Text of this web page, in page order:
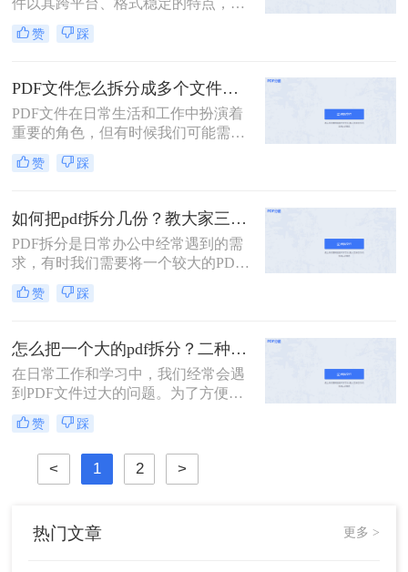
者轻松实现PDF文件的拆分操作。
办公、学习等领域得到了广泛应用。
然而，有时我们需要对PDF文件进行
内容。本文将详细介绍pdf拆分怎么弄
的方法，帮助读者轻松完成这一操
作。
赞 踩
PDF文件怎么拆分成多个文件？看看这三种拆分方法！
PDF文件在日常生活和工作中扮演着
重要的角色，但有时候我们可能需要
将一个较大的PDF文件拆分成多个小
文件，以便更好地管理和使用。那么
面将介绍三种实用的方法，帮助你轻
松实现PDF文件的拆分。
赞 踩
如何把pdf拆分几份？教大家三种方法！
PDF拆分是日常办公中经常遇到的需
求，有时我们需要将一个较大的PDF
文件拆分成多个小文件，以便于分
享、存档或编辑。那么如何把pdf拆分
法，帮助你轻松将PDF文件拆分成多
份。
赞 踩
怎么把一个大的pdf拆分？二种pdf拆分方法看一看！
在日常工作和学习中，我们经常会遇
到PDF文件过大的问题。为了方便管
理和使用，有时需要将大型PDF文件
拆分成多个较小的文件。那么怎么把
一个大的pdf拆分呢？本文将为您介绍
两种实用的拆分大型PDF文件的方
法，帮助您轻松应对这一需求。
赞 踩
< 1 2 >
热门文章 更多 >